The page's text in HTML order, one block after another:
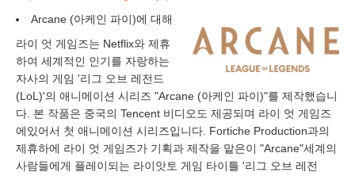
Arcane (아케인 파이)에 대해
라이 엇 게임즈는 Netflix와 제휴
하여 세계적인 인기를 자랑하는
자사의 게임 '리그 오브 레전드
(LoL)'의 애니메이션 시리즈 "Arcane (아케인 파이)"를 제작했습니
다. 본 작품은 중국의 Tencent 비디오도 제공되며 라이 엇 게임즈
에있어서 첫 애니메이션 시리즈입니다. Fortiche Production과의
제휴하에 라이 엇 게임즈가 기획과 제작을 맡은이 "Arcane"세계의
사람들에게 플레이되는 라이앗토 게임 타이틀 '리그 오브 레전